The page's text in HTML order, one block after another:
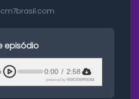
cm7brasil.com
episódio
0:00 / 2:58
powered by VOICEXPRESS